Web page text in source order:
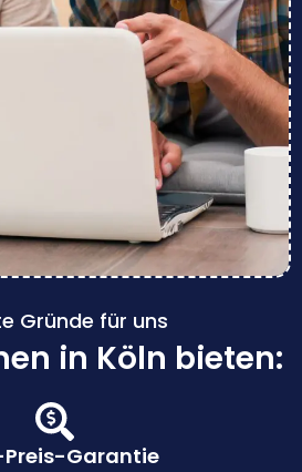
Gründe für uns
in Köln bieten:
Garantie